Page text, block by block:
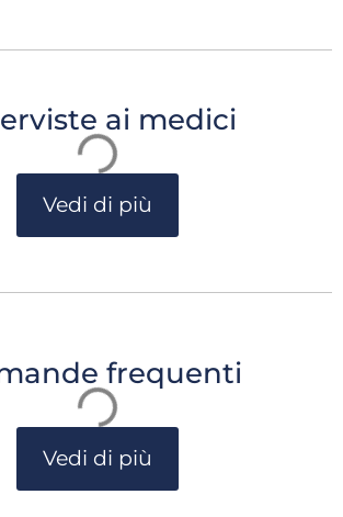
ai medici
Vedi di più
frequenti
Vedi di più